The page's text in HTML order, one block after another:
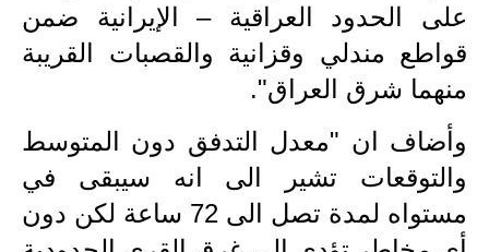
نتائج الامتحانات
المرحلة المتوسطة
المرحلة الاعدادية
اسئلة وزارية
على الحدود العراقية – الإيرانية ضمن
قواطع مندلي وقزانية والقصبات القريبة
منهما شرق العراق".
وأضاف ان "معدل التدفق دون المتوسط
والتوقعات تشير الى انه سيبقى في
مستواه لمدة تصل الى 72 ساعة لكن دون